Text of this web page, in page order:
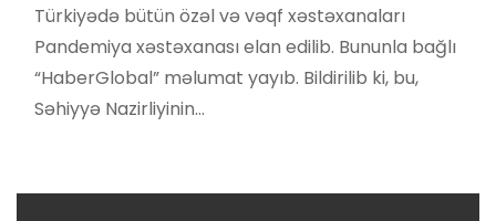
Türkiyədə bütün özəl və vəqf xəstəxanaları
Pandemiya xəstəxanası elan edilib. Bununla bağlı
“HaberGlobal” məlumat yayıb. Bildirilib ki, bu,
Səhiyyə Nazirliyinin…